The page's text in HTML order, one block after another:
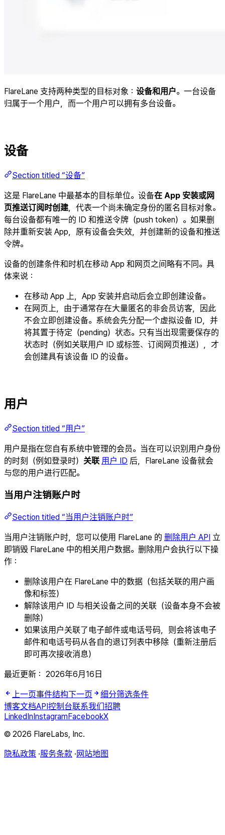
FlareLane 支持两种类型的目标对象： 设备和用户。一台设备
归属于一个用户，而一个用户可以拥有多台设备。
设备
Section titled “设备”
这是 FlareLane 中最基本的目标单位。设备在 App 安装或网
页推送订阅时创建 ，代表一个尚未确定身份的匿名目标对象。
每台设备都有唯一的 ID 和推送令牌（push token）。如果删
除并重新安装 App，原有设备会失效，并创建新的设备和推送
令牌。
设备的创建条件和时机在移动 App 和网页之间略有不同。具
体来说：
在移动 App 上，App 安装并启动后会立即创建设备。
在网页上，由于通常存在大量匿名的非会员访客，因此
不会立即创建设备。系统会先分配一个虚拟设备 ID，并
将其置于待定（pending）状态。只有当出现需要保存的
状态时（例如关联用户 ID 或标签、订阅网页推送），才
会创建具有该设备 ID 的设备。
用户
Section titled “用户”
用户是指在您自有系统中管理的会员。当在可以识别用户身份
的时刻（例如登录时） 关联 用户 ID 后，FlareLane 设备就会
与您的用户进行匹配。
当用户注销账户时
Section titled “当用户注销账户时”
当用户注销账户时，您可以使用 FlareLane 的 删除用户 API 立
即销毁 FlareLane 中的相关用户数据。删除用户会执行以下操
作：
删除该用户在 FlareLane 中的数据（包括关联的用户画
像和标签）
解除该用户 ID 与相关设备之间的关联（设备本身不会被
删除）
如果该用户关联了电子邮件或电话号码，则会将该电子
邮件和电话号码从各自的退订列表中移除（重新注册后
即可再次接收消息）
最近更新： 2026年6月16日
上一页事件结构下一页
细分筛选条件
博客文档API控制台联系我们招聘
LinkedInInstagramFacebookX
© 2026 FlareLabs, Inc.
隐私政策 ·服务条款 ·网站地图